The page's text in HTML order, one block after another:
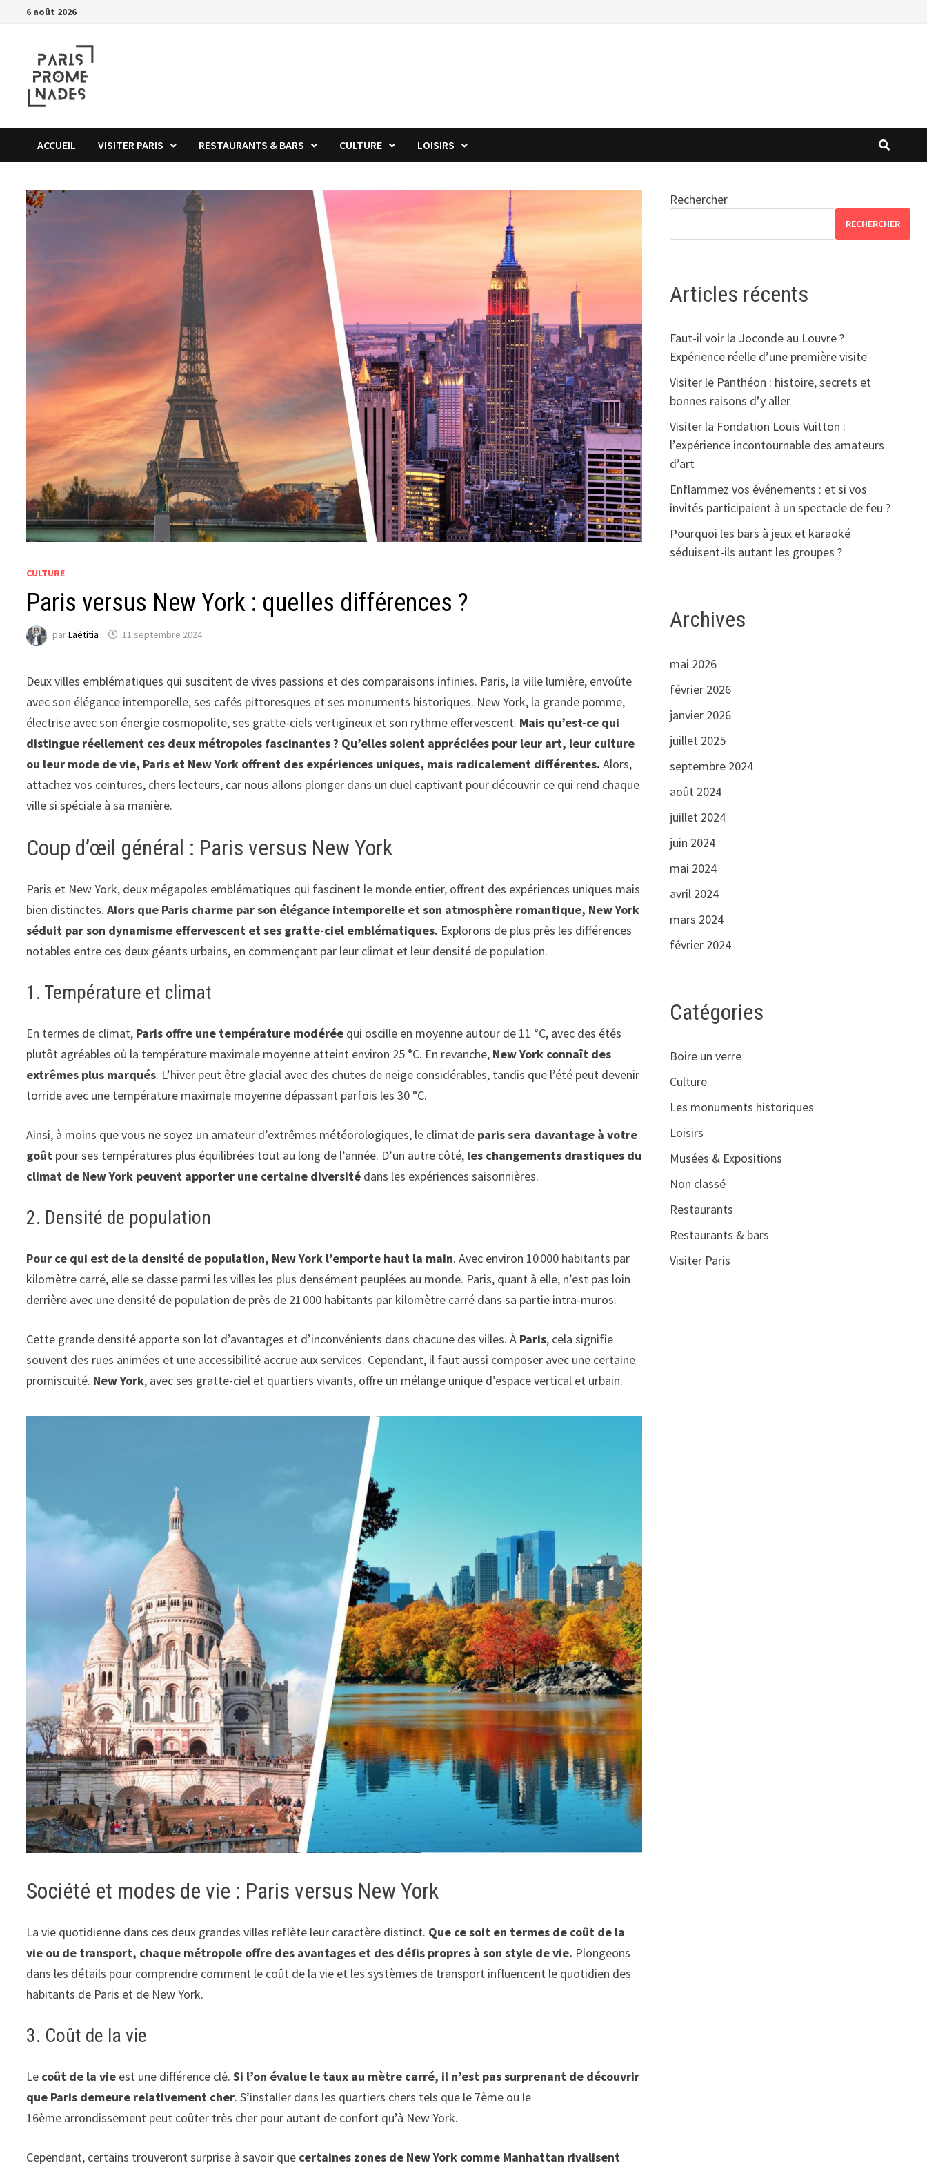
Passer6 août 2026
ACCUEIL VISITER PARIS RESTAURANTS & BARS CULTURE LOISIRS
CULTURE
Paris versus New York : quelles différences ?
parLaëtitia 11 septembre 2024
Deux villes emblématiques qui suscitent de vives passions et des comparaisons infinies. Paris, la ville lumière, envoûte
avec son élégance intemporelle, ses cafés pittoresques et ses monuments historiques. New York, la grande pomme,
électrise avec son énergie cosmopolite, ses gratte-ciels vertigineux et son rythme effervescent. Mais qu’est-ce qui
distingue réellement ces deux métropoles fascinantes ? Qu’elles soient appréciées pour leur art, leur culture
ou leur mode de vie, Paris et New York offrent des expériences uniques, mais radicalement différentes. Alors,
attachez vos ceintures, chers lecteurs, car nous allons plonger dans un duel captivant pour découvrir ce qui rend chaque
ville si spéciale à sa manière.
Coup d’œil général : Paris versus New York
Paris et New York, deux mégapoles emblématiques qui fascinent le monde entier, offrent des expériences uniques mais
bien distinctes.Alors que Paris charme par son élégance intemporelle et son atmosphère romantique, New York
séduit par son dynamisme effervescent et ses gratte-ciel emblématiques. Explorons de plus près les différences
notables entre ces deux géants urbains, en commençant par leur climat et leur densité de population.
1. Température et climat
En termes de climat, Paris offre une température modérée qui oscille en moyenne autour de 11 °C, avec des étés
plutôt agréables où la température maximale moyenne atteint environ 25 °C. En revanche, New York connaît des
extrêmes plus marqués. L’hiver peut être glacial avec des chutes de neige considérables, tandis que l’été peut devenir
torride avec une température maximale moyenne dépassant parfois les 30 °C.
Ainsi, à moins que vous ne soyez un amateur d’extrêmes météorologiques, le climat de paris sera davantage à votre
goût pour ses températures plus équilibrées tout au long de l’année. D’un autre côté, les changements drastiques du
climat de New York peuvent apporter une certaine diversité dans les expériences saisonnières.
2. Densité de population
Pour ce qui est de la densité de population, New York l’emporte haut la main. Avec environ 10 000 habitants par
kilomètre carré, elle se classe parmi les villes les plus densément peuplées au monde. Paris, quant à elle, n’est pas loin
derrière avec une densité de population de près de 21 000 habitants par kilomètre carré dans sa partie intra-muros.
Cette grande densité apporte son lot d’avantages et d’inconvénients dans chacune des villes. À Paris, cela signifie
souvent des rues animées et une accessibilité accrue aux services. Cependant, il faut aussi composer avec une certaine
promiscuité. New York, avec ses gratte-ciel et quartiers vivants, offre un mélange unique d’espace vertical et urbain.
Société et modes de vie : Paris versus New York
La vie quotidienne dans ces deux grandes villes reflète leur caractère distinct. Que ce soit en termes de coût de la
vie ou de transport, chaque métropole offre des avantages et des défis propres à son style de vie. Plongeons
dans les détails pour comprendre comment le coût de la vie et les systèmes de transport influencent le quotidien des
habitants de Paris et de New York.
3. Coût de la vie
Le coût de la vie est une différence clé.Si l’on évalue le taux au mètre carré, il n’est pas surprenant de découvrir
que Paris demeure relativement cher. S’installer dans les quartiers chers tels que le 7ème ou le
16ème arrondissement peut coûter très cher pour autant de confort qu’à New York.
Cependant, certains trouveront surprise à savoir que certaines zones de New York comme Manhattan rivalisent
Rechercher
RECHERCHER
Articles récents
Faut-il voir la Joconde au Louvre ?
Expérience réelle d’une première visite
Visiter le Panthéon : histoire, secrets et
bonnes raisons d’y aller
Visiter la Fondation Louis Vuitton :
l’expérience incontournable des amateurs
d’art
Enflammez vos événements : et si vos
invités participaient à un spectacle de feu ?
Pourquoi les bars à jeux et karaoké
séduisent-ils autant les groupes ?
Archives
mai 2026
février 2026
janvier 2026
juillet 2025
septembre 2024
août 2024
juillet 2024
juin 2024
mai 2024
avril 2024
mars 2024
février 2024
Catégories
Boire un verre
Culture
Les monuments historiques
Loisirs
Musées & Expositions
Non classé
Restaurants
Restaurants & bars
Visiter Paris